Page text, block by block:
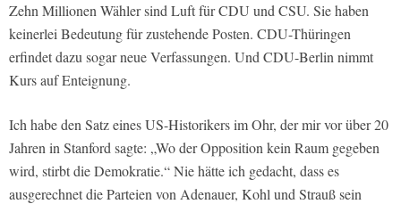
Zehn Millionen Wähler sind Luft für CDU und CSU. Sie haben
keinerlei Bedeutung für zustehende Posten. CDU-Thüringen
erfindet dazu sogar neue Verfassungen. Und CDU-Berlin nimmt
Kurs auf Enteignung.
Ich habe den Satz eines US-Historikers im Ohr, der mir vor über 20
Jahren in Stanford sagte: „Wo der Opposition kein Raum gegeben
wird, stirbt die Demokratie.“ Nie hätte ich gedacht, dass es
ausgerechnet die Parteien von Adenauer, Kohl und Strauß sein